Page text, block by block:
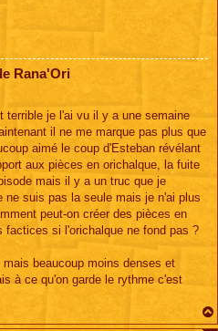
Rana'Ori
terrible je l'ai vu il y a une semaine
il ne me marque pas plus que
aimé le coup d'Esteban révélant
aux pièces en orichalque, la fuite
mais il y a un truc que je
ne suis pas la seule mais je n'ai plus
peut-on créer des pièces en
factices si l'orichalque ne fond pas ?
beaucoup moins denses et
à ce qu'on garde le rythme c'est